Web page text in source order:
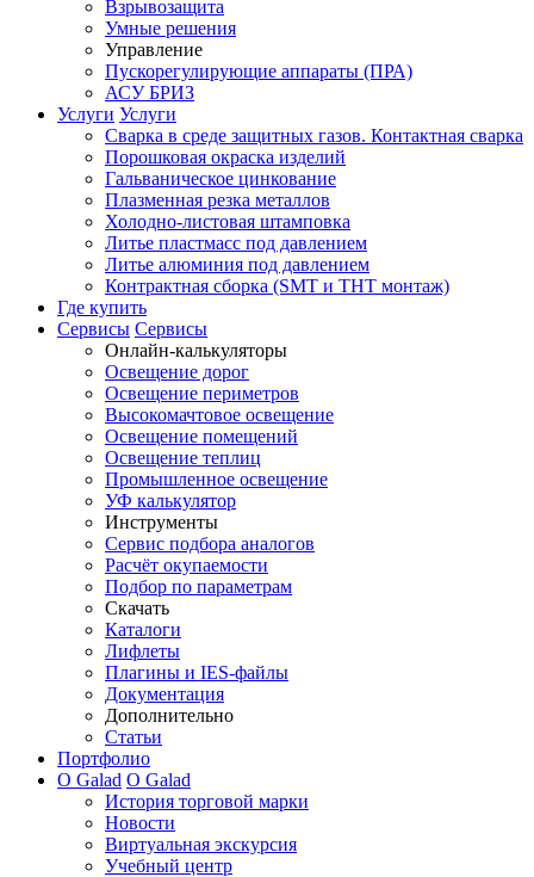
Взрывозащита
Умные решения
Управление
Пускорегулирующие аппараты (ПРА)
АСУ БРИЗ
Услуги Услуги
Сварка в среде защитных газов. Контактная сварка
Порошковая окраска изделий
Гальваническое цинкование
Плазменная резка металлов
Холодно-листовая штамповка
Литье пластмасс под давлением
Литье алюминия под давлением
Контрактная сборка (SMT и THT монтаж)
Где купить
Сервисы Сервисы
Онлайн-калькуляторы
Освещение дорог
Освещение периметров
Высокомачтовое освещение
Освещение помещений
Освещение теплиц
Промышленное освещение
УФ калькулятор
Инструменты
Сервис подбора аналогов
Расчёт окупаемости
Подбор по параметрам
Скачать
Каталоги
Лифлеты
Плагины и IES-файлы
Документация
Дополнительно
Статьи
Портфолио
О Galad О Galad
История торговой марки
Новости
Виртуальная экскурсия
Учебный центр